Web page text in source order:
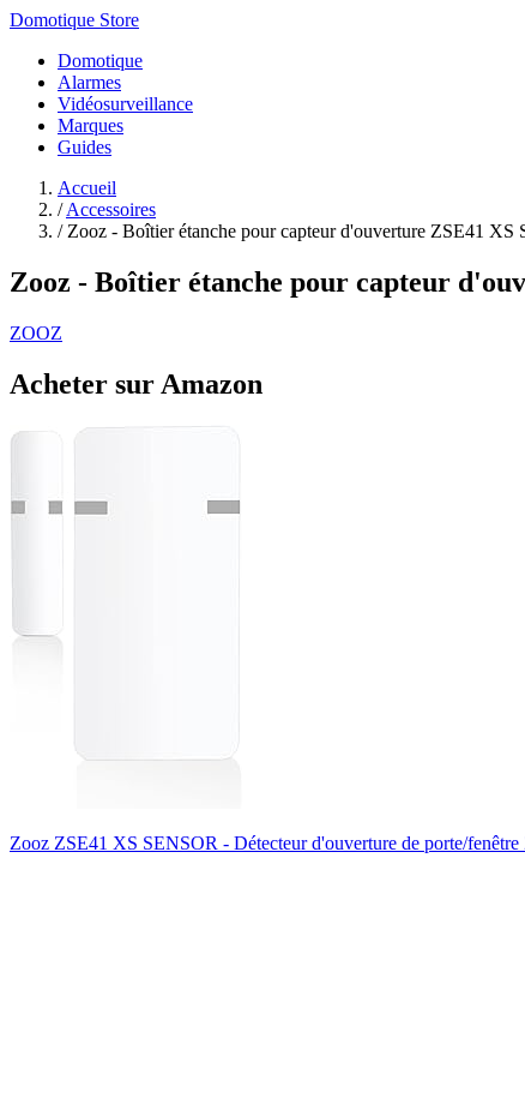
Domotique Store
Domotique
Alarmes
Vidéosurveillance
Marques
Guides
Accueil
/ Accessoires
/ Zooz - Boîtier étanche pour capteur d'ouverture ZSE41 XS
Zooz - Boîtier étanche pour capteur
ZOOZ
Acheter sur Amazon
Zooz ZSE41 XS SENSOR - Détecteur d'ouverture de porte/